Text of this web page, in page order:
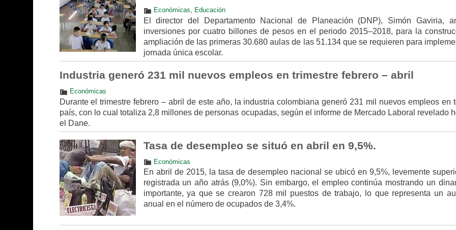
Económicas, Educación
El director del Departamento Nacional de Planeación (DNP), Simón Gaviria,
inversiones por cuatro billones de pesos en el periodo 2015–2018, para la
ampliación de las primeras 30.680 aulas de las 51.134 que se requieren para
jornada única escolar.
Industria generó 231 mil nuevos empleos en trimestre febrero – abril
Económicas
Durante el trimestre febrero – abril de este año, la industria colombiana generó 231 mil nuevos empleos en
país, con lo cual totaliza 2,8 millones de personas ocupadas, según el informe de Mercado Laboral revelado
el Dane.
Tasa de desempleo se situó en abril en 9,5%.
Económicas
En abril de 2015, la tasa de desempleo nacional se ubicó en 9,5%, levemente
registrada un año atrás (9,0%). Sin embargo, el empleo continúa mostrando un
importante, ya que se crearon 728 mil puestos de trabajo, lo que representa un
anual en el número de ocupados de 3,4%.